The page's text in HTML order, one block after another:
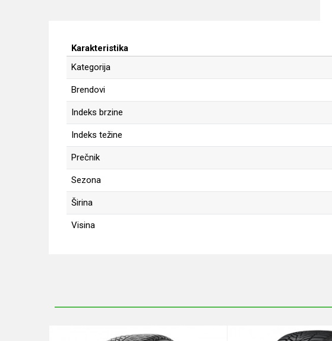
Karakteristika
Kategorija
Brendovi
Indeks brzine
Indeks težine
Prečnik
Sezona
Širina
Visina